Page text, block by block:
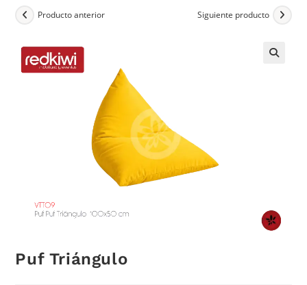
Contacto
Producto anterior Siguiente producto
Puf Triángulo